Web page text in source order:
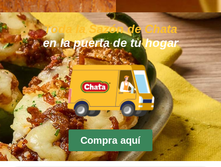
Toda la Sazón de Chata
en la puerta de tu hogar
Compra aquí